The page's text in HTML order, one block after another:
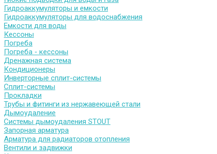
Гидроаккумуляторы и емкости
Гидроаккумуляторы для водоснабжения
Емкости для воды
Кессоны
Погреба
Погреба - кессоны
Дренажная система
Кондиционеры
Инверторные сплит-системы
Сплит-системы
Прокладки
Трубы и фитинги из нержавеющей стали
Дымоудаление
Системы дымоудаления STOUT
Запорная арматура
Арматура для радиаторов отопления
Вентили и задвижки